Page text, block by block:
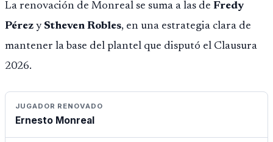
La renovación de Monreal se suma a las de Fredy
Pérez y Stheven Robles, en una estrategia clara de
mantener la base del plantel que disputó el Clausura
2026.
JUGADOR RENOVADO
Ernesto Monreal